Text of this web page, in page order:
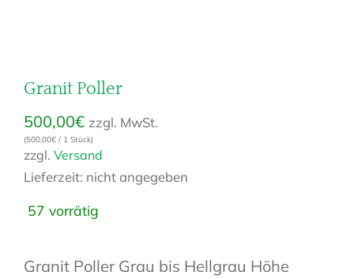
Granit Poller
500,00€ zzgl. MwSt.
(500,00€ / 1 Stück)
zzgl. Versand
Lieferzeit: nicht angegeben
57 vorrätig
Granit Poller Grau bis Hellgrau Höhe